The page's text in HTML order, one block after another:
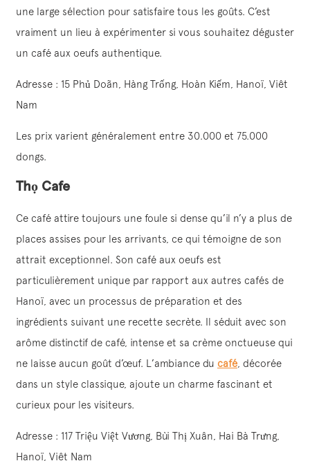
une large sélection pour satisfaire tous les goûts. C’est
vraiment un lieu à expérimenter si vous souhaitez déguster
un café aux oeufs authentique.
Adresse : 15 Phủ Doãn, Hàng Trống, Hoàn Kiếm, Hanoï, Viêt
Nam
Les prix varient généralement entre 30.000 et 75.000
dongs.
Thọ Cafe
Ce café attire toujours une foule si dense qu’il n’y a plus de
places assises pour les arrivants, ce qui témoigne de son
attrait exceptionnel. Son café aux oeufs est
particulièrement unique par rapport aux autres cafés de
Hanoï, avec un processus de préparation et des
ingrédients suivant une recette secrète. Il séduit avec son
arôme distinctif de café, intense et sa crème onctueuse qui
ne laisse aucun goût d’œuf. L’ambiance du café, décorée
dans un style classique, ajoute un charme fascinant et
curieux pour les visiteurs.
Adresse : 117 Triệu Việt Vương, Bùi Thị Xuân, Hai Bà Trưng,
Hanoï, Viêt Nam